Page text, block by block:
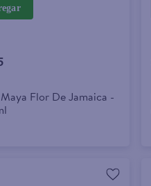
Flor De Jamaica -